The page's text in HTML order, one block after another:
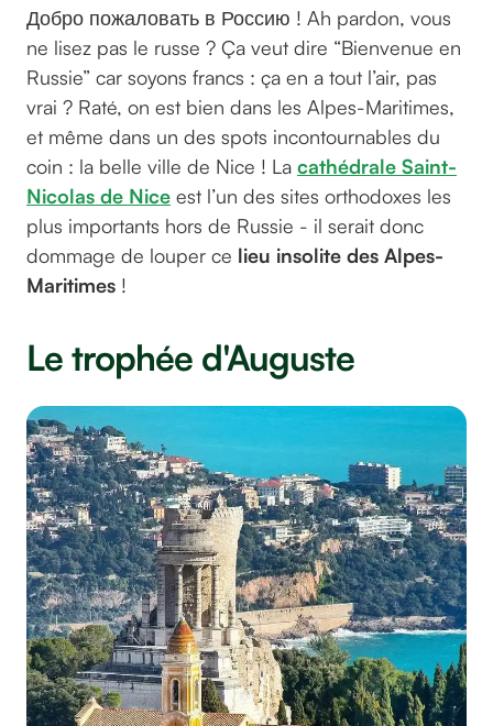
Добро пожаловать в Россию ! Ah pardon, vous
ne lisez pas le russe ? Ça veut dire “Bienvenue en
Russie” car soyons francs : ça en a tout l’air, pas
vrai ? Raté, on est bien dans les Alpes-Maritimes,
et même dans un des spots incontournables du
coin : la belle ville de Nice ! La cathédrale Saint-
Nicolas de Nice est l’un des sites orthodoxes les
plus importants hors de Russie - il serait donc
dommage de louper ce lieu insolite des Alpes-
Maritimes !
Le trophée d'Auguste